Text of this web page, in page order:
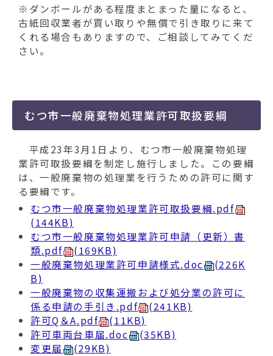
※ダンボールがある程度まとまった量になると、
古紙回収業者が買い取りや無償で引き取りに来て
くれる場合もありますので、ご相談してみてくだ
さい。
むつ市一般廃棄物処理業許可取扱要綱
平成23年3月1日より、むつ市一般廃棄物処理
業許可取扱要綱を制定し施行しました。この要綱
は、一般廃棄物の処理業を行うための許可に関す
る要綱です。
むつ市一般廃棄物処理業許可取扱要綱.pdf
(144KB)
むつ市一般廃棄物処理業許可申請（更新）書
類.pdf
(169KB)
一般廃棄物処理業許可申請様式.doc
(226K
B)
一般廃棄物の収集運搬および処分業の許可に
係る申請の手引き.pdf
(241KB)
許可Q＆A.pdf
(11KB)
許可車両台車届.doc
(35KB)
変更届
(29KB)